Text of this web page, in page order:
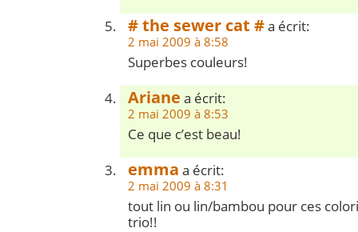
# the sewer cat #a écrit:
2 mai 2009 à 8:58
Superbes couleurs!
Ariane a écrit:
2 mai 2009 à 8:53
Ce que c’est beau!
emma a écrit:
2 mai 2009 à 8:31
tout lin ou lin/bambou pour ces
trio!!